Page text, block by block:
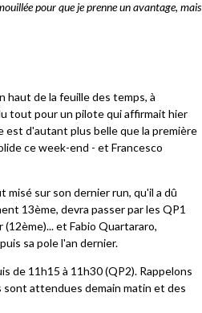
pour que je prenne un avantage, mais
haut de la feuille des temps, à
tout pour un pilote qui affirmait hier
est d'autant plus belle que la première
ce week-end - et Francesco
misé sur son dernier run, qu'il a dû
13ème, devra passer par les QP1
et Fabio Quartararo,
sa pole l'an dernier.
de 11h15 à 11h30 (QP2). Rappelons
attendues demain matin et des